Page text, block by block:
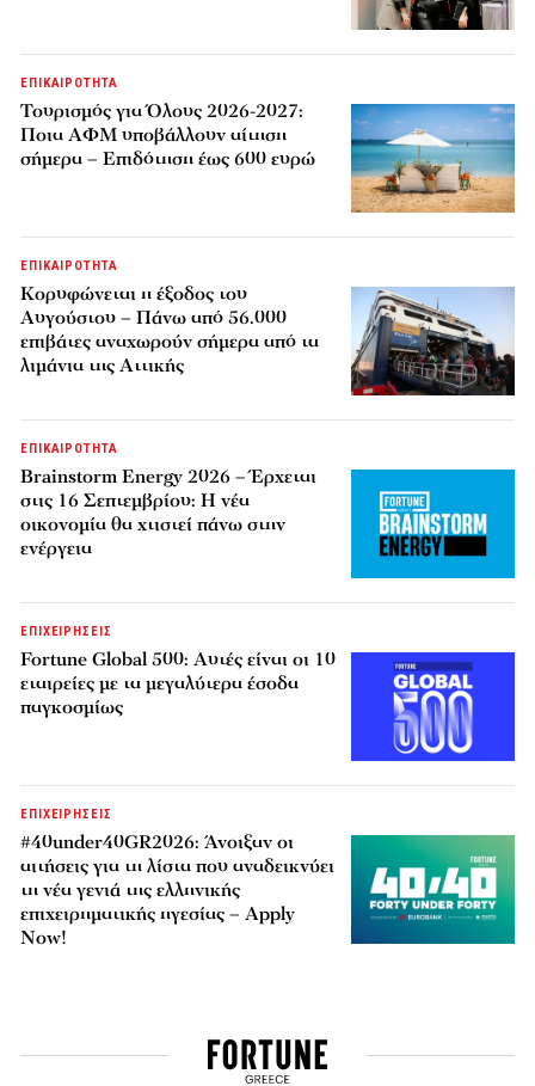
ΕΠΙΚΑΙΡΟΤΗΤΑ
Τουρισμός για Όλους 2026-2027:
Ποια ΑΦΜ υποβάλλουν αίτηση
σήμερα – Επιδότηση έως 600 ευρώ
ΕΠΙΚΑΙΡΟΤΗΤΑ
Κορυφώνεται η έξοδος του
Αυγούστου – Πάνω από 56.000
επιβάτες αναχωρούν σήμερα από τα
λιμάνια της Αττικής
ΕΠΙΚΑΙΡΟΤΗΤΑ
Brainstorm Energy 2026 – Έρχεται
στις 16 Σεπτεμβρίου: Η νέα
οικονομία θα χτιστεί πάνω στην
ενέργεια
ΕΠΙΧΕΙΡΗΣΕΙΣ
Fortune Global 500: Αυτές είναι οι 10
εταιρείες με τα μεγαλύτερα έσοδα
παγκοσμίως
ΕΠΙΧΕΙΡΗΣΕΙΣ
#40under40GR2026: Άνοιξαν οι
αιτήσεις για τη λίστα που αναδεικνύει
τη νέα γενιά της ελληνικής
επιχειρηματικής ηγεσίας – Apply
Now!